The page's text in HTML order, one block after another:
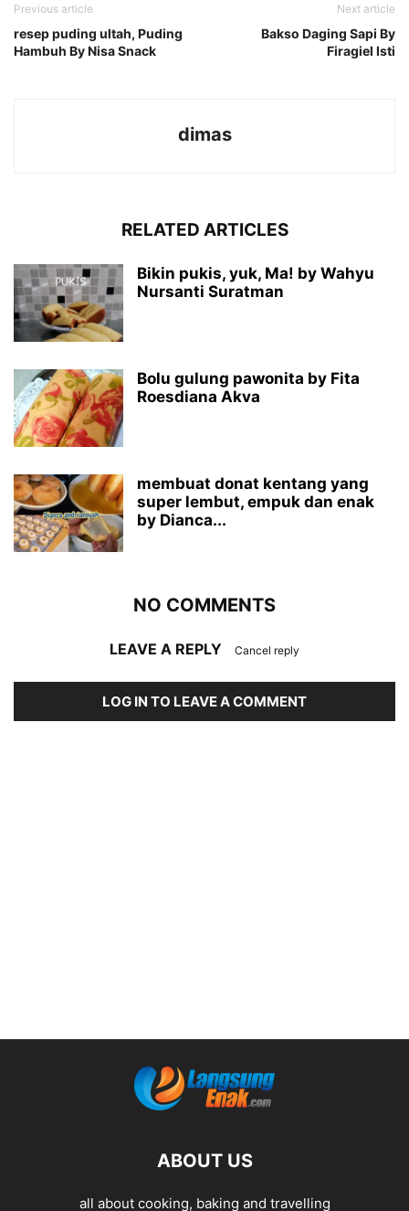
Previous article
resep puding ultah, Puding
Hambuh By Nisa Snack
Next article
Bakso Daging Sapi By
Firagiel Isti
dimas
RELATED ARTICLES
Bikin pukis, yuk, Ma! by Wahyu
Nursanti Suratman
Bolu gulung pawonita by Fita
Roesdiana Akva
membuat donat kentang yang
super lembut, empuk dan enak
by Dianca...
NO COMMENTS
LEAVE A REPLY Cancel reply
LOG IN TO LEAVE A COMMENT
ABOUT US
all about cooking, baking and travelling